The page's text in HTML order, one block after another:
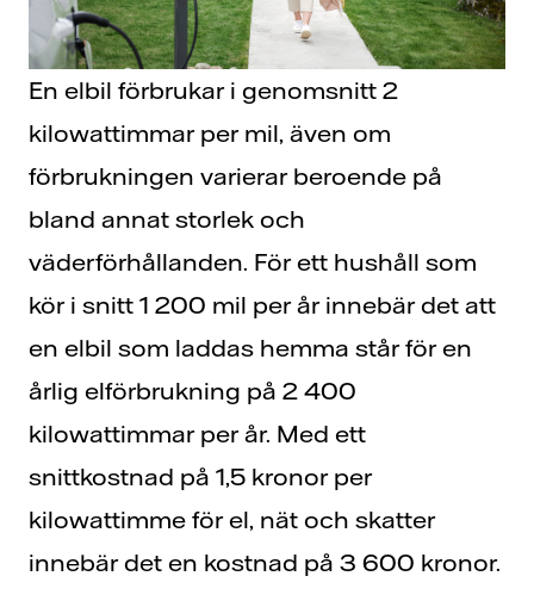
En elbil förbrukar i genomsnitt 2
kilowattimmar per mil, även om
förbrukningen varierar beroende på
bland annat storlek och
väderförhållanden. För ett hushåll som
kör i snitt 1 200 mil per år innebär det att
en elbil som laddas hemma står för en
årlig elförbrukning på 2 400
kilowattimmar per år. Med ett
snittkostnad på 1,5 kronor per
kilowattimme för el, nät och skatter
innebär det en kostnad på 3 600 kronor.